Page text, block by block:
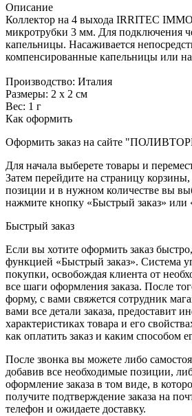
Описание
Коллектор на 4 выхода IRRITEC
микротрубки 3 мм. Для подключения
капельницы. Насаживается
компенсированные капельницы или
Производство: Италия
Размеры: 2 х 2 см
Вес: 1 г
Как оформить
Оформить заказ на сайте
Для начала выберете товары и
Затем перейдите на страницу корзины,
позиции и в нужном количестве вы
нажмите кнопку «Быстрый заказ» или
Быстрый заказ
Если вы хотите оформить заказ
функцией «Быстрый заказ». Система
покупки, освобождая клиента от
все шаги оформления заказа. После
форму, с вами свяжется сотрудник
вами все детали заказа, предоставит
характеристиках товара и его
как оплатить заказ и каким способом
После звонка вы можете либо
добавив все необходимые позиции,
оформление заказа в том виде, в
получите подтверждение заказа на
телефон и ожидаете доставку.